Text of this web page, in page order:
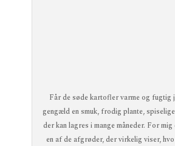
Får de søde kartofler varme og fugtig
gengæld en smuk, frodig plante,
der kan lagres i mange måneder. For
en af de afgrøder, der virkelig viser,